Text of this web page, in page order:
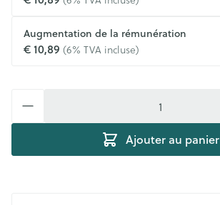
Augmentation de la rémunération
€ 10,89 (6% TVA incluse)
Ajouter au panier